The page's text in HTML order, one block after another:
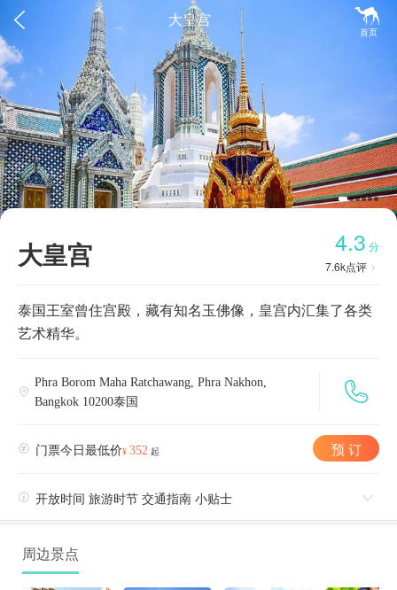
 
首页
大皇宫
大皇宫 4.3 分
7.6k点评 
泰国王室曾住宫殿，藏有知名玉佛像，皇宫内汇集了各类
艺术精华。


Phra Borom Maha Ratchawang, Phra Nakhon,
Bangkok 10200泰国
 门票今日最低价¥ 352 起 预 订
 开放时间 旅游时节 交通指南 小贴士 
周边景点